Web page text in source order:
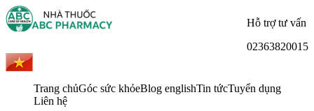
Hỗ trợ tư vấn
02363820015
Trang chủGóc sức khỏeBlog englishTin tứcTuyển dụng
Liên hệ